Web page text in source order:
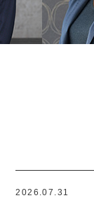
2026.07.31